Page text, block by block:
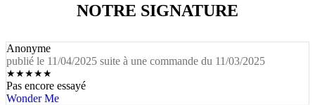
NOTRE SIGNATURE
Anonyme
publié le 11/04/2025 suite à une commande du 11/03/2025
★★★★★
Pas encore essayé
Wonder Me